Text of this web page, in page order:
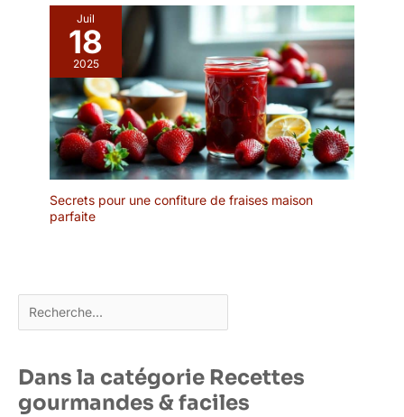
transparent de qualité, ce
plat de service est
durable, stable et facile à
nettoyer pour une
utilisation quotidienne ou
lors de réceptions et
événements.
Juil
18
2025
Secrets pour une confiture de fraises maison
parfaite
Rechercher
Dans la catégorie Recettes
gourmandes & faciles